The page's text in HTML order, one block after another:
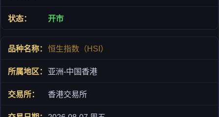
开市
恒生指数（HSI）
亚洲-中国香港
香港交易所